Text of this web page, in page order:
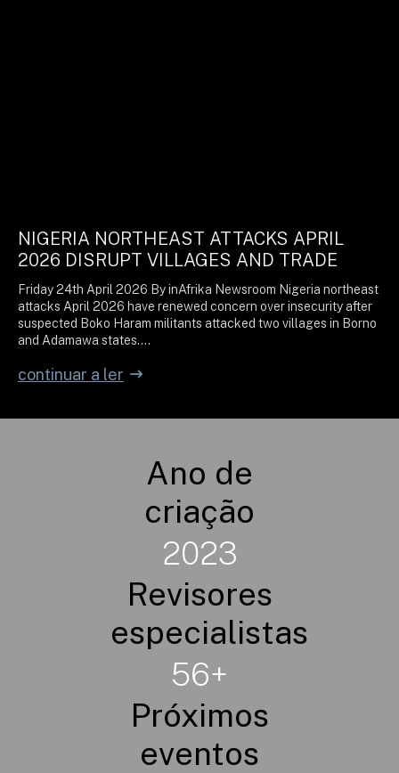
NIGERIA NORTHEAST ATTACKS APRIL
2026 DISRUPT VILLAGES AND TRADE
Friday 24th April 2026 By inAfrika Newsroom Nigeria northeast
attacks April 2026 have renewed concern over insecurity after
suspected Boko Haram militants attacked two villages in Borno
and Adamawa states.…
continuar a ler
Ano de
criação
2023
Revisores
especialistas
56+
Próximos
eventos